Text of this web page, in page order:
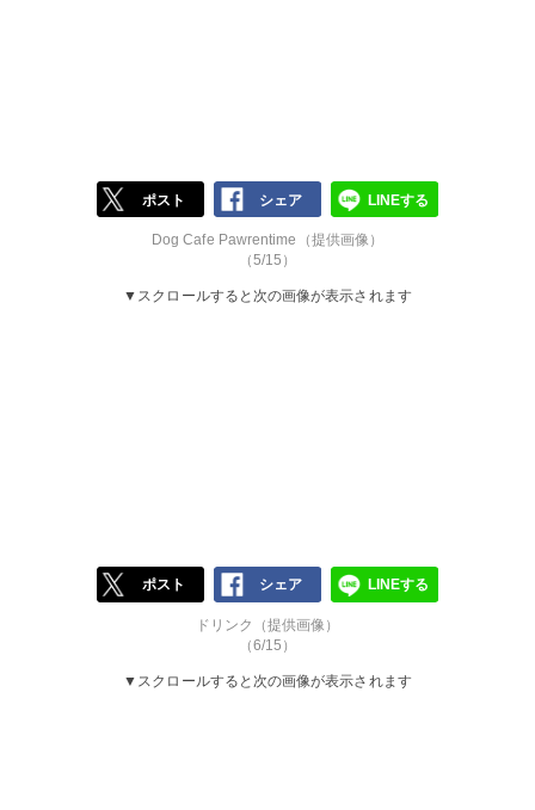
ポスト シェア LINEする
Dog Cafe Pawrentime（提供画像）
（5/15）
▼スクロールすると次の画像が表示されます
ポスト シェア LINEする
ドリンク（提供画像）
（6/15）
▼スクロールすると次の画像が表示されます